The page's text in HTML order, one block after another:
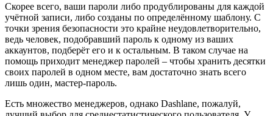
Скорее всего, ваши пароли либо продублированы для каждой
учётной записи, либо созданы по определённому шаблону. С
точки зрения безопасности это крайне неудовлетворительно,
ведь человек, подобравший пароль к одному из ваших
аккаунтов, подберёт его и к остальным. В таком случае на
помощь приходит менеджер паролей – чтобы хранить десятки
своих паролей в одном месте, вам достаточно знать всего
лишь один, мастер-пароль.
Есть множество менеджеров, однако Dashlane, пожалуй,